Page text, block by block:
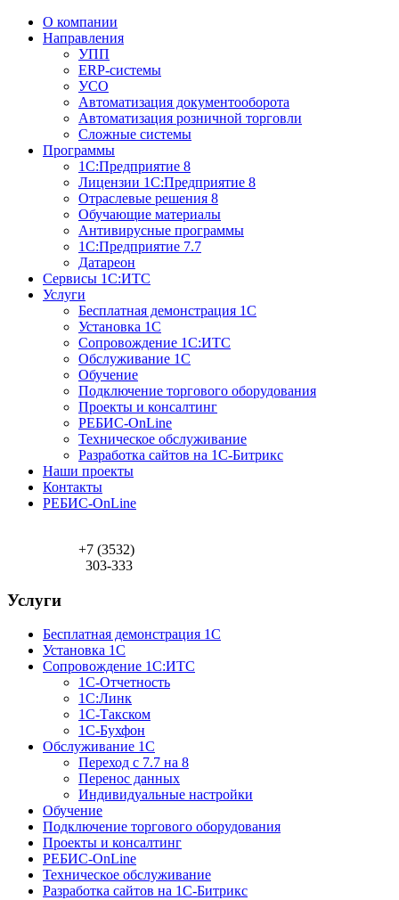
О компании
Направления
УПП
ERP-системы
УСО
Автоматизация документооборота
Автоматизация розничной торговли
Сложные системы
Программы
1С:Предприятие 8
Лицензии 1С:Предприятие 8
Отраслевые решения 8
Обучающие материалы
Антивирусные программы
1С:Предприятие 7.7
Датареон
Сервисы 1С:ИТС
Услуги
Бесплатная демонстрация 1С
Установка 1С
Сопровождение 1С:ИТС
Обслуживание 1С
Обучение
Подключение торгового оборудования
Проекты и консалтинг
РЕБИС-OnLine
Техническое обслуживание
Разработка сайтов на 1С-Битрикс
Наши проекты
Контакты
РЕБИС-OnLine
+7 (3532)
303-333
Услуги
Бесплатная демонстрация 1С
Установка 1С
Сопровождение 1С:ИТС
1С-Отчетность
1С:Линк
1С-Такском
1С-Бухфон
Обслуживание 1С
Переход с 7.7 на 8
Перенос данных
Индивидуальные настройки
Обучение
Подключение торгового оборудования
Проекты и консалтинг
РЕБИС-OnLine
Техническое обслуживание
Разработка сайтов на 1С-Битрикс